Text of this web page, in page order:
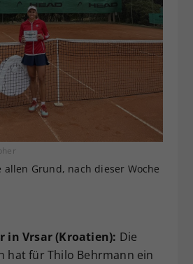
allen Grund, nach dieser Woche
in Vrsar (Kroatien): Die
hat für Thilo Behrmann ein